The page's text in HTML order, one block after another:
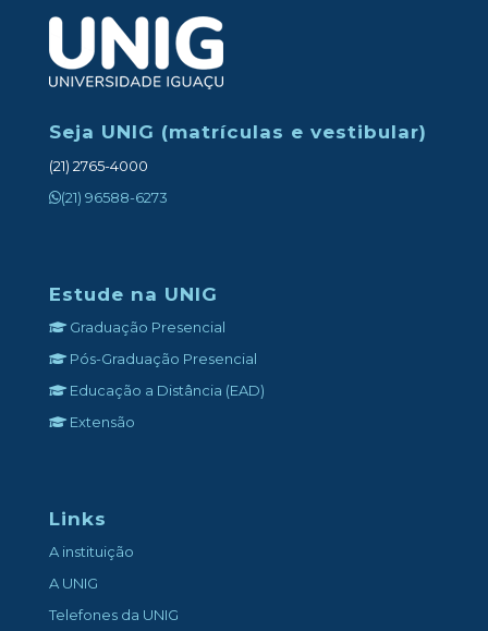
Seja UNIG (matrículas e vestibular)
(21) 2765-4000
(21) 96588-6273
Estude na UNIG
Graduação Presencial
Pós-Graduação Presencial
Educação a Distância (EAD)
Extensão
Links
A instituição
A UNIG
Telefones da UNIG